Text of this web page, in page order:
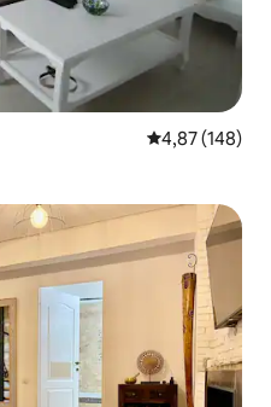
Средна
4,87 (148)